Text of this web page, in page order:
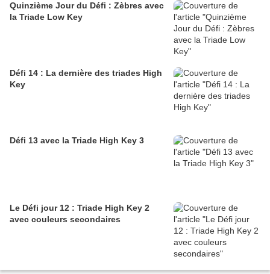
Quinzième Jour du Défi : Zèbres avec
la Triade Low Key
Défi 14 : La dernière des triades High
Key
Défi 13 avec la Triade High Key 3
Le Défi jour 12 : Triade High Key 2
avec couleurs secondaires